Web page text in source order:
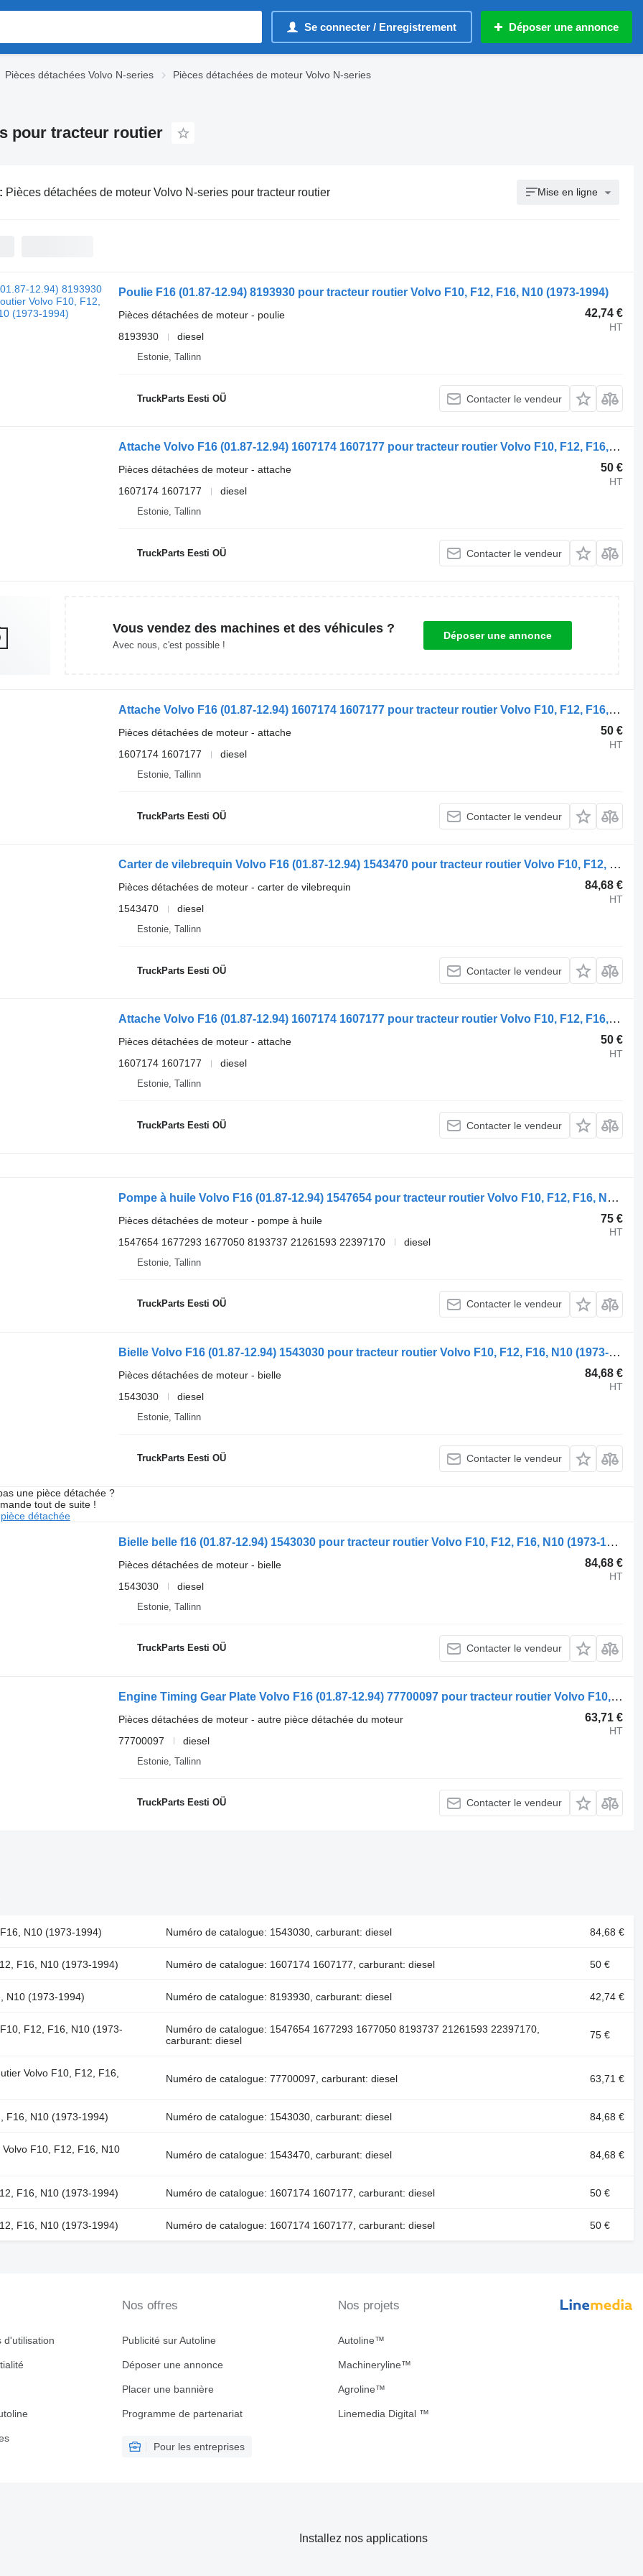
Se connecter / Enregistrement Déposer une annonce
Pièces détachées Volvo N-series
Pièces détachées de moteur Volvo N-series
pour tracteur routier
Pièces détachées de moteur Volvo N-series pour tracteur routier Mise en ligne
Poulie F16 (01.87-12.94) 8193930 pour tracteur routier Volvo F10, F12, F16, N10 (1973-1994)
42,74 €
HT
Pièces détachées de moteur - poulie
8193930
diesel
Estonie, Tallinn
TruckParts Eesti OÜ Contacter le vendeur
Attache Volvo F16 (01.87-12.94) 1607174 1607177 pour tracteur routier Volvo F10, F12, F16, N10 (1973-1994)
50 €
HT
Pièces détachées de moteur - attache
1607174 1607177
diesel
Estonie, Tallinn
TruckParts Eesti OÜ Contacter le vendeur
Vous vendez des machines et des véhicules ?
Avec nous, c'est possible !
Déposer une annonce
Attache Volvo F16 (01.87-12.94) 1607174 1607177 pour tracteur routier Volvo F10, F12, F16, N10 (1973-1994)
50 €
HT
Pièces détachées de moteur - attache
1607174 1607177
diesel
Estonie, Tallinn
TruckParts Eesti OÜ Contacter le vendeur
Carter de vilebrequin Volvo F16 (01.87-12.94) 1543470 pour tracteur routier Volvo F10, F12, F16, N10 (1973-1994)
84,68 €
HT
Pièces détachées de moteur - carter de vilebrequin
1543470
diesel
Estonie, Tallinn
TruckParts Eesti OÜ Contacter le vendeur
Attache Volvo F16 (01.87-12.94) 1607174 1607177 pour tracteur routier Volvo F10, F12, F16, N10 (1973-1994)
50 €
HT
Pièces détachées de moteur - attache
1607174 1607177
diesel
Estonie, Tallinn
TruckParts Eesti OÜ Contacter le vendeur
Pompe à huile Volvo F16 (01.87-12.94) 1547654 pour tracteur routier Volvo F10, F12, F16, N10 (1973-1994)
75 €
HT
Pièces détachées de moteur - pompe à huile
1547654 1677293 1677050 8193737 21261593 22397170
diesel
Estonie, Tallinn
TruckParts Eesti OÜ Contacter le vendeur
Bielle Volvo F16 (01.87-12.94) 1543030 pour tracteur routier Volvo F10, F12, F16, N10 (1973-1994)
84,68 €
HT
Pièces détachées de moteur - bielle
1543030
diesel
Estonie, Tallinn
TruckParts Eesti OÜ Contacter le vendeur
une pièce détachée ?
tout de suite !
détachée
Bielle belle f16 (01.87-12.94) 1543030 pour tracteur routier Volvo F10, F12, F16, N10 (1973-1994)
84,68 €
HT
Pièces détachées de moteur - bielle
1543030
diesel
Estonie, Tallinn
TruckParts Eesti OÜ Contacter le vendeur
Engine Timing Gear Plate Volvo F16 (01.87-12.94) 77700097 pour tracteur routier Volvo F10, F12, F16, N10 (1973-1994)
63,71 €
HT
Pièces détachées de moteur - autre pièce détachée du moteur
77700097
diesel
Estonie, Tallinn
TruckParts Eesti OÜ Contacter le vendeur
N10 (1973-1994) Numéro de catalogue: 1543030, carburant: diesel 84,68 €
F16, N10 (1973-1994) Numéro de catalogue: 1607174 1607177, carburant: diesel 50 €
N10 (1973-1994) Numéro de catalogue: 8193930, carburant: diesel 42,74 €
F12, F16, N10 (1973-
Numéro de catalogue: 1547654 1677293 1677050 8193737 21261593 22397170,
carburant: diesel
75 €
Volvo F10, F12, F16,
Numéro de catalogue: 77700097, carburant: diesel 63,71 €
F16, N10 (1973-1994) Numéro de catalogue: 1543030, carburant: diesel 84,68 €
F10, F12, F16, N10
Numéro de catalogue: 1543470, carburant: diesel 84,68 €
F16, N10 (1973-1994) Numéro de catalogue: 1607174 1607177, carburant: diesel 50 €
F16, N10 (1973-1994) Numéro de catalogue: 1607174 1607177, carburant: diesel 50 €
d'utilisation
Nos offres
Publicité sur Autoline
Déposer une annonce
Placer une bannière
Programme de partenariat
Pour les entreprises
Nos projets
Autoline™
Machineryline™
Agroline™
Linemedia Digital ™
Installez nos applications